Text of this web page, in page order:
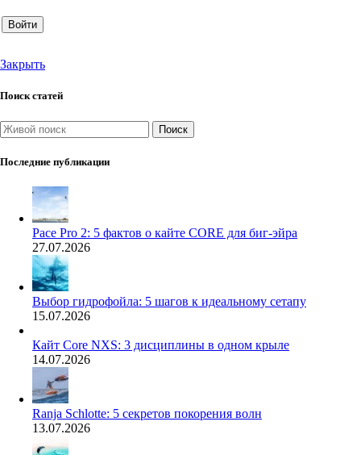
Войти
Закрыть
Поиск статей
Поиск
Последние публикации
Pace Pro 2: 5 фактов о кайте CORE для биг-эйра
27.07.2026
Выбор гидрофойла: 5 шагов к идеальному сетапу
15.07.2026
Кайт Core NXS: 3 дисциплины в одном крыле
14.07.2026
Ranja Schlotte: 5 секретов покорения волн
13.07.2026